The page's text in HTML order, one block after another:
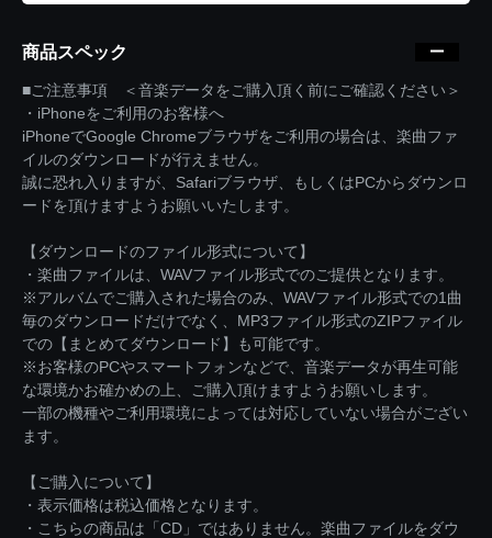
商品スペック
■ご注意事項 ＜音楽データをご購入頂く前にご確認ください＞
・iPhoneをご利用のお客様へ
iPhoneでGoogle Chromeブラウザをご利用の場合は、楽曲ファ
イルのダウンロードが行えません。
誠に恐れ入りますが、Safariブラウザ、もしくはPCからダウンロ
ードを頂けますようお願いいたします。
【ダウンロードのファイル形式について】
・楽曲ファイルは、WAVファイル形式でのご提供となります。
※アルバムでご購入された場合のみ、WAVファイル形式での1曲
毎のダウンロードだけでなく、MP3ファイル形式のZIPファイル
での【まとめてダウンロード】も可能です。
※お客様のPCやスマートフォンなどで、音楽データが再生可能
な環境かお確かめの上、ご購入頂けますようお願いします。
一部の機種やご利用環境によっては対応していない場合がござい
ます。
【ご購入について】
・表示価格は税込価格となります。
・こちらの商品は「CD」ではありません。楽曲ファイルをダウ